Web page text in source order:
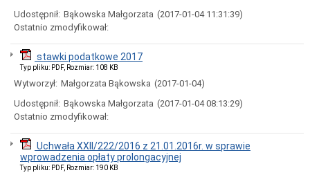
Młodzieżowa
Rada
Miasta
Rada
Miejska
2010-
2014
Rada
Miejska
2006-
2010
Urząd
Miasta
Udostępnił: Bąkowska Małgorzata (2017-01-04 11:31:39)
Ostatnio zmodyfikował:
stawki podatkowe 2017
Typ pliku: PDF, Rozmiar: 108 KB
Wytworzył: Małgorzata Bąkowska (2017-01-04)
Udostępnił: Bąkowska Małgorzata (2017-01-04 08:13:29)
Ostatnio zmodyfikował:
Uchwała XXII/222/2016 z 21.01.2016r. w sprawie
wprowadzenia opłaty prolongacyjnej
Typ pliku: PDF, Rozmiar: 190 KB